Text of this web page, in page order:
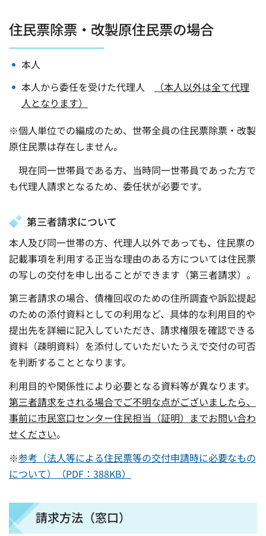
住民票除票・改製原住民票の場合
本人
本人から委任を受けた代理人
（本人以外は全て代理
人となります）
※個人単位での編成のため、世帯全員の住民票除票・改製
原住民票は存在しません。
現在同一世帯員である方、当時同一世帯員であった方で
も代理人請求となるため、委任状が必要です。
第三者請求について
本人及び同一世帯の方、代理人以外であっても、住民票の
記載事項を利用する正当な理由のある方については住民票
の写しの交付を申し出ることができます（第三者請求）。
第三者請求の場合、債権回収のための住所調査や訴訟提起
のための添付資料としての利用など、具体的な利用目的や
提出先を詳細に記入していただき、請求権限を確認できる
資料（疎明資料）を添付していただいたうえで交付の可否
を判断することとなります。
利用目的や関係性により必要となる資料等が異なります。
第三者請求をされる場合でご不明な点がございましたら、
事前に市民窓口センター住民担当（証明）までお問い合わ
せください。
※参考（法人等による住民票等の交付申請時に必要なもの
について）（PDF：388KB）
請求方法（窓口）